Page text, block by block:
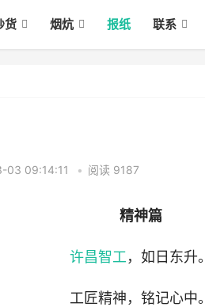
货 烟炕 报纸 联系
03 09:14:11 • 阅读 9187
精神篇
许昌智工，如日东升。
工匠精神，铭记心中。